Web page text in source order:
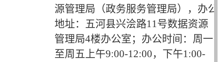
源管理局（政务服务管理局），办公
地址：五河县兴浍路11号数据资源
管理局4楼办公室；办公时间：周一
至周五上午9:00-12:00，下午1:00-